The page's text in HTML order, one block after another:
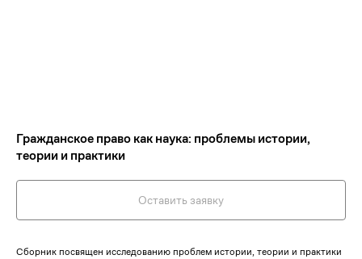
Гражданское право как наука: проблемы истории,
теории и практики
Оставить заявку
Сборник посвящен исследованию проблем истории, теории и практики